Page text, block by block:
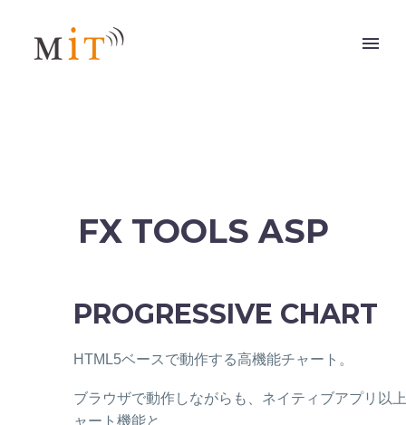
FX TOOLS ASP
PROGRESSIVE CHART
HTML5ベースで動作する高機能チャート。
ブラウザで動作しながらも、ネイティブアプリ以
ャート機能と